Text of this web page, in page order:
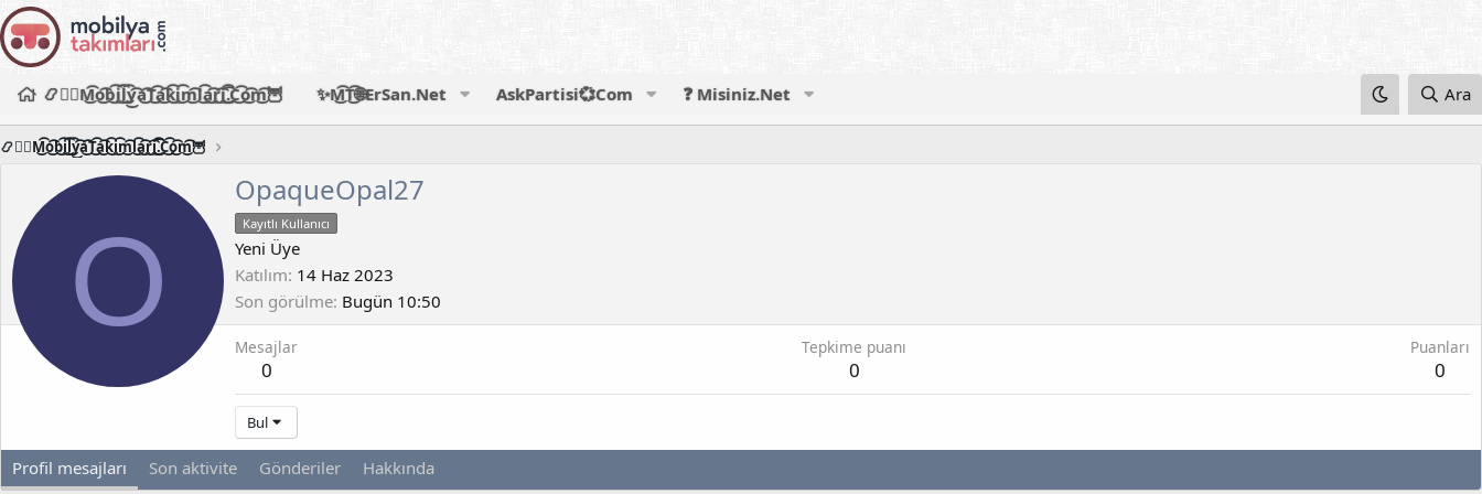
📿🧙‍♂️M͜͡o͜͡b͜͡i͜͡l͜͡y͜͡a͜͡T͜͡a͜͡k͜͡i͜͡m͜͡l͜͡a͜͡r͜͡i͜͡.͜͡C͜͡o͜͡m͜͡🦉 ✨M͜͡T͜͡🌐ErSan.Net AskPartisi💞Com ❓ Misiniz.Net Ara
📿🧙‍♂️M͜͡o͜͡b͜͡i͜͡l͜͡y͜͡a͜͡T͜͡a͜͡k͜͡i͜͡m͜͡l͜͡a͜͡r͜͡i͜͡.͜͡C͜͡o͜͡m͜͡🦉
O
OpaqueOpal27
Kayıtlı Kullanıcı
Yeni Üye
Katılım 14 Haz 2023
Son görülme Bugün 10:50
Mesajlar
0
Tepkime puanı
0
Puanları
0
Bul
Profil mesajları Son aktivite Gönderiler Hakkında